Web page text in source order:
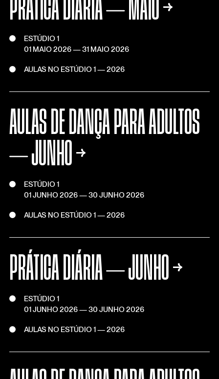
ESTÚDIO 1
01 MAIO 2026—31 MAIO 2026
AULAS NO ESTÚDIO 1 — 2026
PRÁTICA DIÁRIA ⏤ MAIO →
ESTÚDIO 1
01 JUNHO 2026—30 JUNHO 2026
AULAS NO ESTÚDIO 1 — 2026
AULAS DE DANÇA PARA ADULTOS
⏤ JUNHO →
ESTÚDIO 1
01 JUNHO 2026—30 JUNHO 2026
AULAS NO ESTÚDIO 1 — 2026
PRÁTICA DIÁRIA ⏤ JUNHO →